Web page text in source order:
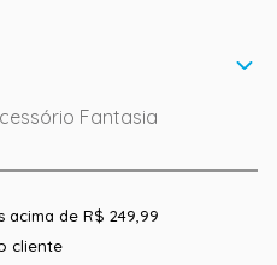
Fantasia
acima de R$ 249,99
cliente